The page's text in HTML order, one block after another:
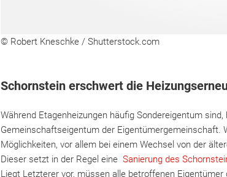
© Robert Kneschke / Shutterstock.com
Schornstein erschwert die
Während Etagenheizungen häufig Sondereigentum
Gemeinschaftseigentum der Eigentümergemeinschaft.
Möglichkeiten, vor allem bei einem Wechsel von der
Dieser setzt in der Regel eine Sanierung des
Liegt Letzterer vor, müssen alle betroffenen